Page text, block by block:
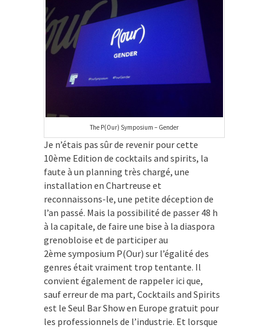
–
The P(Our) Symposium – Gender
Je n’étais pas sûr de revenir pour cette
10ème Edition de cocktails and spirits, la
faute à un planning très chargé, une
installation en Chartreuse et
reconnaissons-le, une petite déception de
l’an passé. Mais la possibilité de passer 48 h
à la capitale, de faire une bise à la diaspora
grenobloise et de participer au
2ème symposium P(Our) sur l’égalité des
genres était vraiment trop tentante. Il
convient également de rappeler ici que,
sauf erreur de ma part, Cocktails and Spirits
est le Seul Bar Show en Europe gratuit pour
les professionnels de l’industrie. Et lorsque